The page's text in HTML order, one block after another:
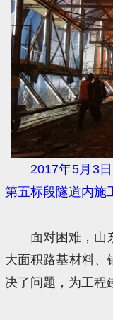
2017年5月3
第五标段隧道内施
面对困难，山
大面积路基材料、
决了问题，为工程